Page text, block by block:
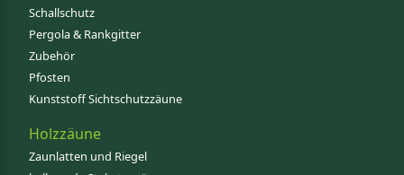
Schallschutz
Pergola & Rankgitter
Zubehör
Pfosten
Kunststoff Sichtschutzzäune
Holzzäune
Zaunlatten und Riegel